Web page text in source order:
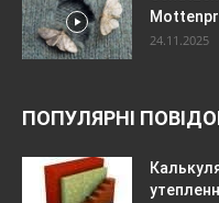
24.11.2025
ПОПУЛЯРНІ